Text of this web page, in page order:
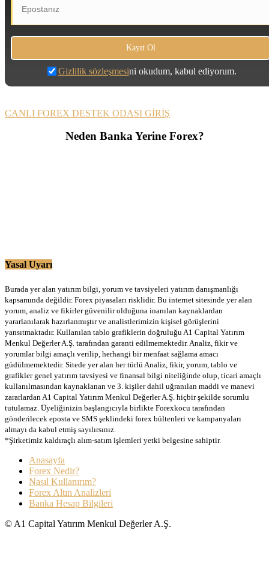
Gizlilik sözleşmesini okudum, kabul ediyorum.
CANLI FOREX DESTEK ODASI GİRİŞ
Neden Banka Yerine Forex?
Yasal Uyarı
Burada yer alan yatırım bilgi, yorum ve tavsiyeleri yatırım danışmanlığı
kapsamında değildir. Forex piyasaları risklidir. Bu internet sitesinde yer alan
yorum, analiz ve fikirler güvenilir olduğuna inanılan kaynaklardan
yararlanılarak hazırlanmıştır ve analistlerimizin kişisel görüşlerini
yansıtmaktadır. Kullanılan tablo grafiklerin doğruluğu A1 Capital Yatırım
Menkul Değerler A.Ş. tarafından garanti edilmemektedir. Analiz, fikir ve
yorumlar bilgi amaçlı verilip, herhangi bir menfaat sağlama amacı
güdülmemektedir. Sitede yer alan her türlü Analiz, fikir, yorum, tablo ve
grafikler genel yatırım tavsiyesi ve finansal bilgi niteliğinde olup, ticari amaçlı
kullanılmasından kaynaklanan ve 3. kişiler dahil uğranılan maddi ve manevi
zararlardan A1 Capital Yatırım Menkul Değerler A.Ş. hiçbir şekilde sorumlu
tutulamaz. Üyeliğinizin başlangıcıyla birlikte Forexkocu tarafından
gönderilecek eposta ve SMS şeklindeki forex bültenleri ve kampanyaları
almayı da kabul etmiş sayılırsınız.
*Şirketimiz kaldıraçlı alım-satım işlemleri yetki belgesine sahiptir.
Anasayfa
Forex Nedir?
Nasıl Kullanırım?
Forex Altın Analizleri
Banka Hesap Bilgileri
© A1 Capital Yatırım Menkul Değerler A.Ş.